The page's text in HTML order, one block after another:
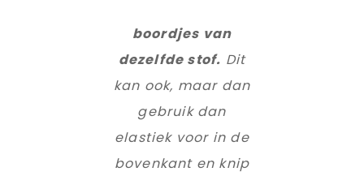
boordjes van
dezelfde stof. Dit
kan ook, maar dan
gebruik dan
elastiek voor in de
bovenkant en knip